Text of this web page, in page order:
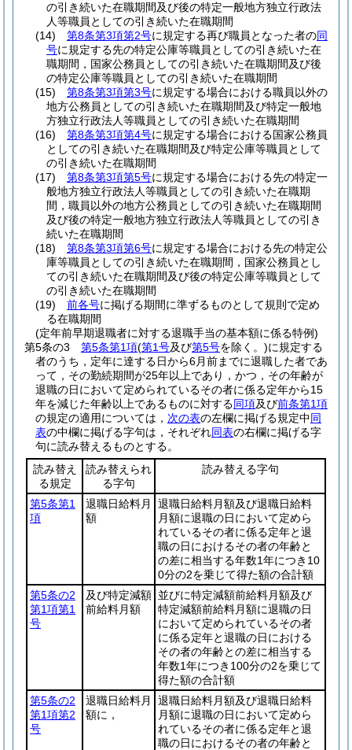
の引き続いた在職期間及び後の特定一般地方独立行政法
人等職員としての引き続いた在職期間
(14)
第8条第3項第2号に規定する再び職員となった者の同
号に規定する先の特定公庫等職員としての引き続いた在
職期間，国家公務員としての引き続いた在職期間及び後
の特定公庫等職員としての引き続いた在職期間
(15)
第8条第3項第3号に規定する場合における職員以外の
地方公務員としての引き続いた在職期間及び特定一般地
方独立行政法人等職員としての引き続いた在職期間
(16)
第8条第3項第4号に規定する場合における国家公務員
としての引き続いた在職期間及び特定公庫等職員として
の引き続いた在職期間
(17)
第8条第3項第5号に規定する場合における先の特定一
般地方独立行政法人等職員としての引き続いた在職期
間，職員以外の地方公務員としての引き続いた在職期間
及び後の特定一般地方独立行政法人等職員としての引き
続いた在職期間
(18)
第8条第3項第6号に規定する場合における先の特定公
庫等職員としての引き続いた在職期間，国家公務員とし
ての引き続いた在職期間及び後の特定公庫等職員として
の引き続いた在職期間
(19)
前各号に掲げる期間に準ずるものとして規則で定め
る在職期間
(定年前早期退職者に対する退職手当の基本額に係る特例)
第5条の3
第5条第1項(第1号及び第5号を除く。)に規定する
者のうち，定年に達する日から6月前までに退職した者であ
って，その勤続期間が25年以上であり，かつ，その年齢が
退職の日において定められているその者に係る定年から15
年を減じた年齢以上であるものに対する同項及び前条第1項
の規定の適用については， 次の表の左欄に掲げる規定中同
表の中欄に掲げる字句は，それぞれ同表の右欄に掲げる字
句に読み替えるものとする。
読み替え
る規定
読み替えられ
る字句
読み替える字句
第5条第1
項
退職日給料月
額
退職日給料月額及び退職日給料
月額に退職の日において定めら
れているその者に係る定年と退
職の日におけるその者の年齢と
の差に相当する年数1年につき10
0分の2を乗じて得た額の合計額
第5条の2
第1項第1
号
及び特定減額
前給料月額
並びに特定減額前給料月額及び
特定減額前給料月額に退職の日
において定められているその者
に係る定年と退職の日における
その者の年齢との差に相当する
年数1年につき100分の2を乗じて
得た額の合計額
第5条の2
第1項第2
号
退職日給料月
額に，
退職日給料月額及び退職日給料
月額に退職の日において定めら
れているその者に係る定年と退
職の日におけるその者の年齢と